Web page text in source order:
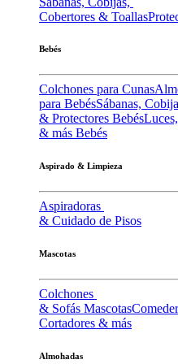
Cobertores & Toallas
Bebés
Colchones para Cunas
para BebésSábanas,
& Protectores Bebés
& más Bebés
Aspirado & Limpieza
Aspiradoras
& Cuidado de Pisos
Mascotas
Colchones
& Sofás Mascotas
Cortadores & más
Almohadas